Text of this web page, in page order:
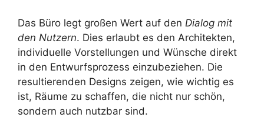
Das Büro legt großen Wert auf den Dialog mit
den Nutzern. Dies erlaubt es den Architekten,
individuelle Vorstellungen und Wünsche direkt
in den Entwurfsprozess einzubeziehen. Die
resultierenden Designs zeigen, wie wichtig es
ist, Räume zu schaffen, die nicht nur schön,
sondern auch nutzbar sind.